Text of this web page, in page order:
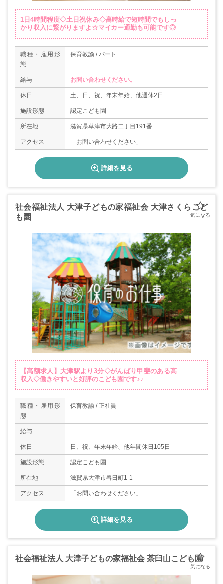
1日4時間程度◇土日祝休み◇高時給で短時間でもしっ
かり収入に繋がりますよ☆マイカー通勤も可能です◎
職種・雇用形
態
保育教諭 / パート
給与 お問い合わせください。
休日 土、日、祝、年末年始、他週休2日
施設形態 認定こども園
所在地 滋賀県草津市大路二丁目191番
アクセス 「お問い合わせください」
詳細を見る
社会福祉法人 大津子どもの家福祉会 大津さくらこど
も園
【高額求人】大津駅より3分◇がんばり甲斐のある高
収入◇働きやすいと好評のこども園です♪♪
職種・雇用形
態
保育教諭 / 正社員
給与
休日 日、祝、年末年始、他年間休日105日
施設形態 認定こども園
所在地 滋賀県大津市春日町1-1
アクセス 「お問い合わせください」
詳細を見る
社会福祉法人 大津子どもの家福祉会 茶臼山こども園